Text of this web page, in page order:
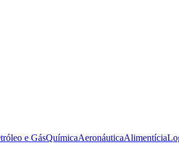
e GásQuímicaAeronáuticaAlimentícia